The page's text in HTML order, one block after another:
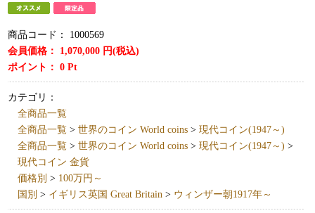
商品コード：
1000569
会員価格：
1,070,000 円(税込)
ポイント：0 Pt
カテゴリ：
全商品一覧
全商品一覧 >世界のコイン World coins >現代コイン(1947～)
全商品一覧 >世界のコイン World coins >現代コイン(1947～) >
現代コイン 金貨
価格別 > 100万円～
国別 > イギリス英国 Great Britain > ウィンザー朝1917年～